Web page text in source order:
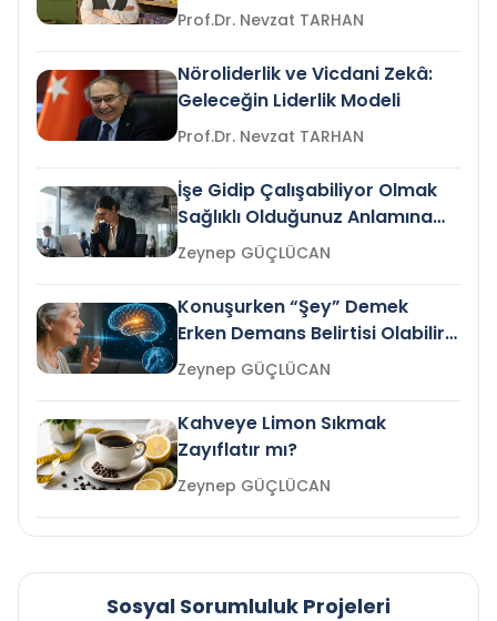
Prof.Dr. Nevzat TARHAN
Nöroliderlik ve Vicdani Zekâ:
Geleceğin Liderlik Modeli
Prof.Dr. Nevzat TARHAN
İşe Gidip Çalışabiliyor Olmak
Sağlıklı Olduğunuz Anlamına
Gelir mi?Zeynep GÜÇLÜCAN
Konuşurken “Şey” Demek
Erken Demans Belirtisi Olabilir
mi?
Zeynep GÜÇLÜCAN
Kahveye Limon Sıkmak
Zayıflatır mı?
Zeynep GÜÇLÜCAN
Sosyal Sorumluluk Projeleri